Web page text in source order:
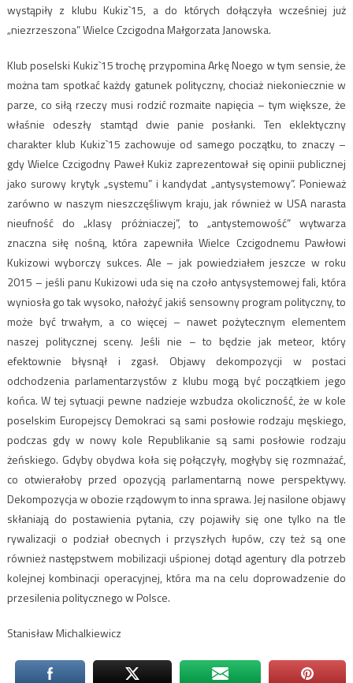
wystąpiły z klubu Kukiz`15, a do których dołączyła wcześniej już
„niezrzeszona” Wielce Czcigodna Małgorzata Janowska.
Klub poselski Kukiz`15 trochę przypomina Arkę Noego w tym sensie, że
można tam spotkać każdy gatunek polityczny, chociaż niekoniecznie w
parze, co siłą rzeczy musi rodzić rozmaite napięcia – tym większe, że
właśnie odeszły stamtąd dwie panie posłanki. Ten eklektyczny
charakter klub Kukiz`15 zachowuje od samego początku, to znaczy –
gdy Wielce Czcigodny Paweł Kukiz zaprezentował się opinii publicznej
jako surowy krytyk „systemu” i kandydat „antysystemowy”. Ponieważ
zarówno w naszym nieszczęśliwym kraju, jak również w USA narasta
nieufność do „klasy próżniaczej”, to „antystemowość” wytwarza
znaczna siłę nośną, która zapewniła Wielce Czcigodnemu Pawłowi
Kukizowi wyborczy sukces. Ale – jak powiedziałem jeszcze w roku
2015 – jeśli panu Kukizowi uda się na czoło antysystemowej fali, która
wyniosła go tak wysoko, nałożyć jakiś sensowny program polityczny, to
może być trwałym, a co więcej – nawet pożytecznym elementem
naszej politycznej sceny. Jeśli nie – to będzie jak meteor, który
efektownie błysnął i zgasł. Objawy dekompozycji w postaci
odchodzenia parlamentarzystów z klubu mogą być początkiem jego
końca. W tej sytuacji pewne nadzieje wzbudza okoliczność, że w kole
poselskim Europejscy Demokraci są sami posłowie rodzaju męskiego,
podczas gdy w nowy kole Republikanie są sami posłowie rodzaju
żeńskiego. Gdyby obydwa koła się połączyły, mogłyby się rozmnażać,
co otwierałoby przed opozycją parlamentarną nowe perspektywy.
Dekompozycja w obozie rządowym to inna sprawa. Jej nasilone objawy
skłaniają do postawienia pytania, czy pojawiły się one tylko na tle
rywalizacji o podział obecnych i przyszłych łupów, czy też są one
również następstwem mobilizacji uśpionej dotąd agentury dla potrzeb
kolejnej kombinacji operacyjnej, która ma na celu doprowadzenie do
przesilenia politycznego w Polsce.
Stanisław Michalkiewicz